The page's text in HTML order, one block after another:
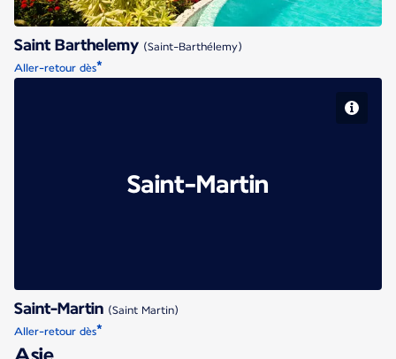
Saint Barthelemy (Saint-Barthélemy)
Aller-retour dès*
Saint-Martin
Saint-Martin (Saint Martin)
Aller-retour dès*